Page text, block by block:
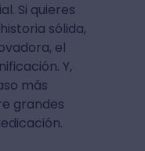
Si quieres
sólida,
el
Y,
más
grandes